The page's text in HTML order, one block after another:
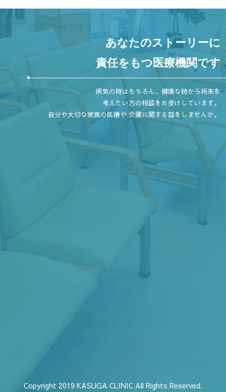
あなたのストーリーに
責任をもつ医療機関です
病気の時はもちろん、健康な時から将来を
考えたい方の相談をお受けしています。
自分や大切な家族の医療や 介護に関する話をしませんか。
Copyright 2019 KASUGA CLINIC All Rights Reserved.